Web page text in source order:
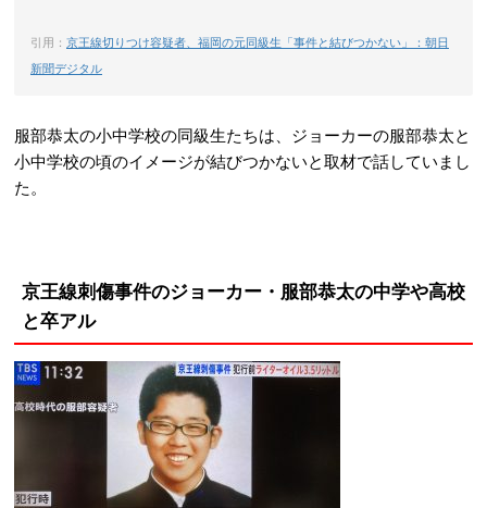
引用： 京王線切りつけ容疑者、福岡の元同級生「事件と結びつかない」：朝日
新聞デジタル
服部恭太の小中学校の同級生たちは、ジョーカーの服部恭太と
小中学校の頃のイメージが結びつかないと取材で話していまし
た。
京王線刺傷事件のジョーカー・服部恭太の中学や高校
と卒アル